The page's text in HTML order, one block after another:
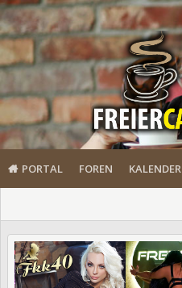
PORTAL FOREN KALENDER